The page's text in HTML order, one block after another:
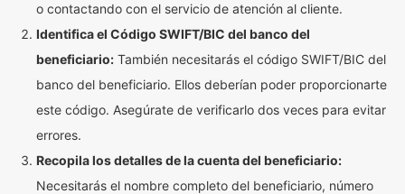
o contactando con el servicio de atención al cliente.
Identifica el Código SWIFT/BIC del banco del
beneficiario: También necesitarás el código SWIFT/BIC del
banco del beneficiario. Ellos deberían poder proporcionarte
este código. Asegúrate de verificarlo dos veces para evitar
errores.
Recopila los detalles de la cuenta del beneficiario:
Necesitarás el nombre completo del beneficiario, número